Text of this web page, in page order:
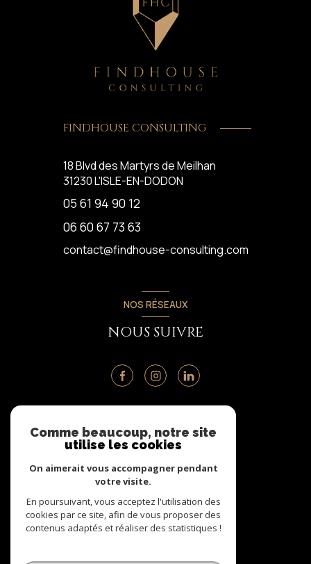
FINDHOUSE CONSULTING
18 Blvd des Martyrs de Meilhan
31230L'ISLE-EN-DODON
05 61 94 90 12
06 60 67 73 63
contact@findhouse-consulting.com
NOS RÉSEAUX
NOUS SUIVRE
ADHÉRENTS
NOUS ADHÉRONS
Comme beaucoup, notre site
utilise les cookies
On aimerait vous accompagner pendant
votre visite.
En poursuivant, vous acceptez l'utilisation des
cookies par ce site, afin de vous proposer des
contenus adaptés et réaliser des statistiques !